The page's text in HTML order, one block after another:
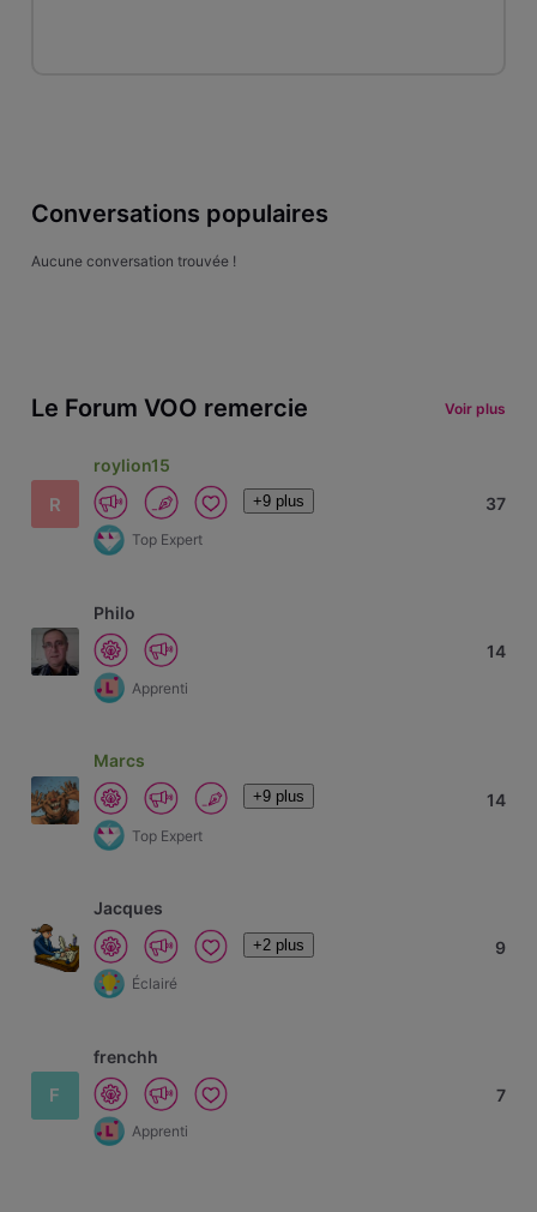
Conversations populaires
Aucune conversation trouvée !
Le Forum VOO remercie Voir plus
R
roylion15
+9 plus
Top Expert
37
Philo
Apprenti
14
Marcs
+9 plus
Top Expert
14
Jacques
+2 plus
Éclairé
9
F
frenchh
Apprenti
7